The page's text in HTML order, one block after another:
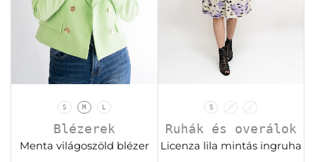
S M L
Blézerek
Menta világoszöld blézer
S M L
Ruhák és overálok
Licenza lila mintás ingruha